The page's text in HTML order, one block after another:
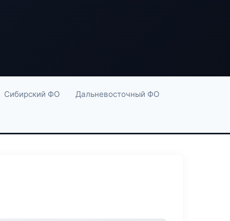
Сибирский ФО Дальневосточный ФО